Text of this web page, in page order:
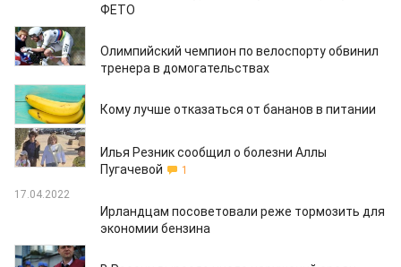
ФЕТО
19.04.2022
Олимпийский чемпион по велоспорту обвинил
тренера в домогательствах
18.04.2022
Кому лучше отказаться от бананов в питании
17.04.2022
Илья Резник сообщил о болезни Аллы
Пугачевой
1
17.04.2022
Ирландцам посоветовали реже тормозить для
экономии бензина
17.04.2022